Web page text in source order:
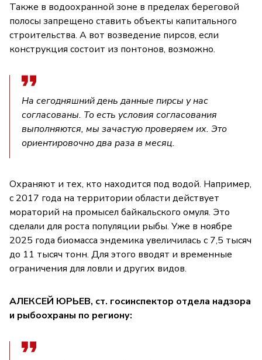
Также в водоохранной зоне в пределах береговой
полосы запрещено ставить объекты капитального
строительства. А вот возведение пирсов, если
конструкция состоит из понтонов, возможно.
На сегодняшний день данные пирсы у нас
согласованы. То есть условия согласования
выполняются, мы зачастую проверяем их. Это
ориентировочно два раза в месяц.
Охраняют и тех, кто находится под водой. Например,
с 2017 года на территории области действует
мораторий на промысел байкальского омуля. Это
сделали для роста популяции рыбы. Уже в ноябре
2025 года биомасса эндемика увеличилась с 7,5 тысяч
до 11 тысяч тонн. Для этого вводят и временные
ограничения для ловли и других видов.
АЛЕКСЕЙ ЮРЬЕВ, ст. госинспектор отдела надзора
и рыбоохраны по региону: